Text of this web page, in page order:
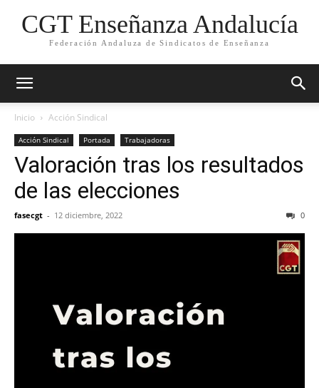
CGT Enseñanza Andalucía
Federación Andaluza de Sindicatos de Enseñanza
Inicio Acción Sindical
Acción Sindical Portada Trabajadoras
Valoración tras los resultados
de las elecciones
fasecgt - 12 diciembre, 2022 0